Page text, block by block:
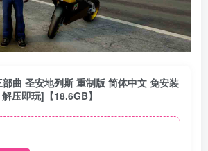
部曲 圣安地列斯 重制版 简体中文 免安装
压即玩]【18.6GB】